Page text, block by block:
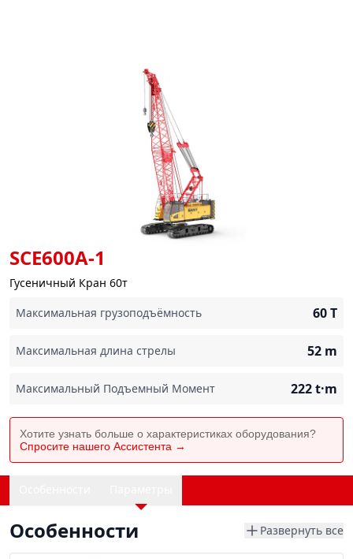
SCE600A-1
Гусеничный Кран 60т
Максимальная грузоподъёмность
60T
Максимальная длина стрелы 52 m
Максимальный Подъемный Момент 222t·m
Хотите узнать больше о характеристиках оборудования?
Спросите нашего Ассистента →
Особенности Развернуть все